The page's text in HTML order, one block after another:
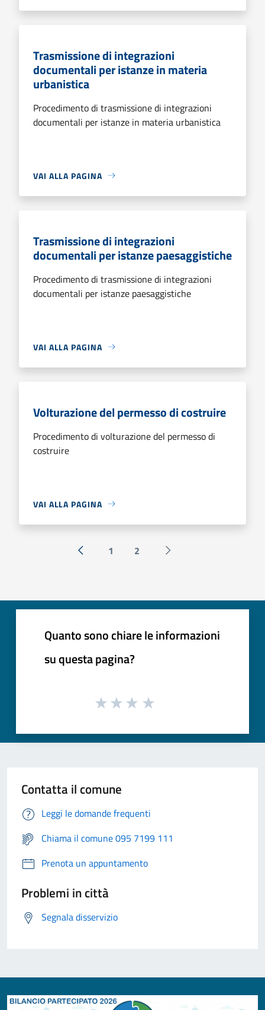
Trasmissione di integrazioni
documentali per istanze in materia
urbanistica
Procedimento di trasmissione di integrazioni
documentali per istanze in materia urbanistica
VAI ALLA PAGINA
Trasmissione di integrazioni
documentali per istanze paesaggistiche
Procedimento di trasmissione di integrazioni
documentali per istanze paesaggistiche
VAI ALLA PAGINA
Volturazione del permesso di costruire
Procedimento di volturazione del permesso di
costruire
VAI ALLA PAGINA
« Precedente
1 2 Successiva »
Quanto sono chiare le informazioni
su questa pagina?
Contatta il comune
Leggi le domande frequenti
Chiama il comune 095 7199 111
Prenota un appuntamento
Problemi in città
Segnala disservizio